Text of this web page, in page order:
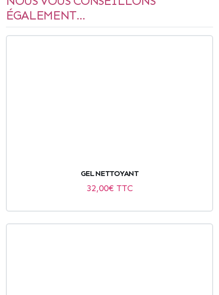
ÉGALEMENT...
GEL NETTOYANT
32,00€ TTC